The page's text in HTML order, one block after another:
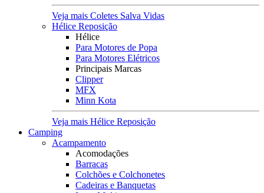
Veja mais Coletes Salva Vidas
Hélice Reposição
Hélice
Para Motores de Popa
Para Motores Elétricos
Principais Marcas
Clipper
MFX
Minn Kota
Veja mais Hélice Reposição
Camping
Acampamento
Acomodações
Barracas
Colchões e Colchonetes
Cadeiras e Banquetas